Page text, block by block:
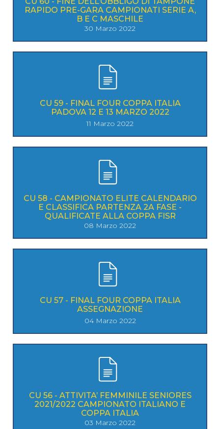
RAPIDO PRE-GARA CAMPIONATI SERIE A,
B E C MASCHILE
30 Marzo 2022
CU 59 - FINAL FOUR COPPA ITALIA
PADOVA 12 E 13 MARZO 2022
11 Marzo 2022
CU 58 - CAMPIONATO ELITE CALENDARIO
E CLASSIFICA PARTENZA 2A FASE -
QUALIFICATE ALLA COPPA FISR
08 Marzo 2022
CU 57 - FINAL FOUR COPPA ITALIA
ASSEGNAZIONE
04 Marzo 2022
CU 56 - ATTIVITA’ FEMMINILE SENIORES
2021/2022 CAMPIONATO ITALIANO E
COPPA ITALIA
03 Marzo 2022